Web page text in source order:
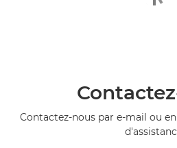
Contactez-nous par e-mail ou